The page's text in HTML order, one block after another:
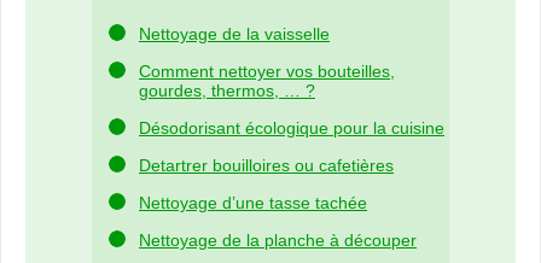
Nettoyage de la vaisselle
Comment nettoyer vos bouteilles,
gourdes, thermos, … ?
Désodorisant écologique pour la cuisine
Detartrer bouilloires ou cafetières
Nettoyage d’une tasse tachée
Nettoyage de la planche à découper